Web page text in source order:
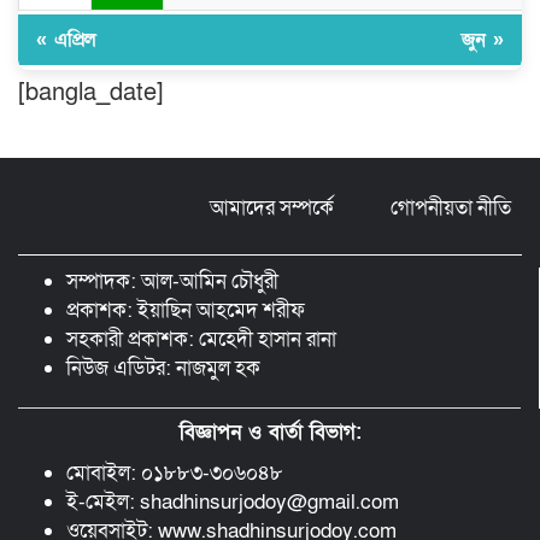
অতিরিক্ত বিলে দিশেহারা গ্রাহক, তীব্র ক্ষোভ
বিশ্বনাথে ‘প্রবাসী ওয়েলফেয়ার
« এপ্রিল জুন »
[bangla_date]
আমাদের সম্পর্কে গোপনীয়তা নীতি
সম্পাদক: আল-আমিন চৌধুরী
প্রকাশক: ইয়াছিন আহমেদ শরীফ
সহকারী প্রকাশক: মেহেদী হাসান রানা
নিউজ এডিটর: নাজমুল হক
বিজ্ঞাপন ও বার্তা বিভাগ:
মোবাইল: ০১৮৮৩-৩০৬০৪৮
ই-মেইল: shadhinsurjodoy@gmail.com
ওয়েবসাইট: www.shadhinsurjodoy.com